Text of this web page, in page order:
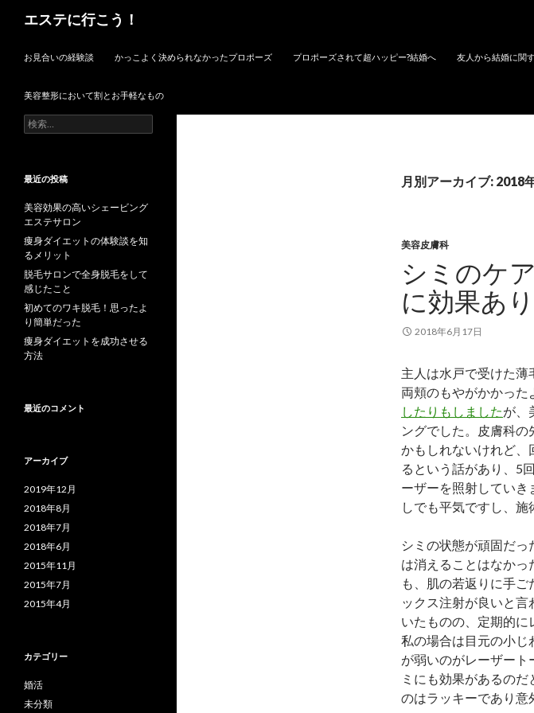
エステに行こう！
お見合いの経験談
かっこよく決められなかったプロポーズ プロポーズされて超ハッピー?結婚へ 友人から結婚に関
美容整形において割とお手軽なもの
月別アーカイブ: 2018
美容皮膚科
シミのケ
に効果あり
2018年6月17日
主人は水戸で受けた
両頬のもやがかかった
したりもしましたが、
ングでした。皮膚科
かもしれないけれど、
るという話があり、5
ーザーを照射してい
しでも平気ですし、施
シミの状態が頑固だっ
は消えることはなかっ
も、肌の若返りに手
ックス注射が良いと
いたものの、定期的に
私の場合は目元の小じ
が弱いのがレーザー
ミにも効果があるの
のはラッキーであり意
検
索:
最近の投稿
美容効果の高いシェービング
エステサロン
痩身ダイエットの体験談を知
るメリット
脱毛サロンで全身脱毛をして
感じたこと
初めてのワキ脱毛！思ったよ
り簡単だった
痩身ダイエットを成功させる
方法
最近のコメント
アーカイブ
2019年12月
2018年8月
2018年7月
2018年6月
2015年11月
2015年7月
2015年4月
カテゴリー
婚活
未分類